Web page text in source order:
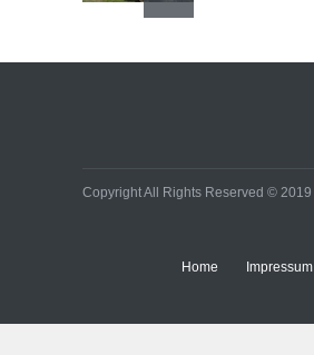
Copyright All Rights Reserved © 2019
Home Impressum